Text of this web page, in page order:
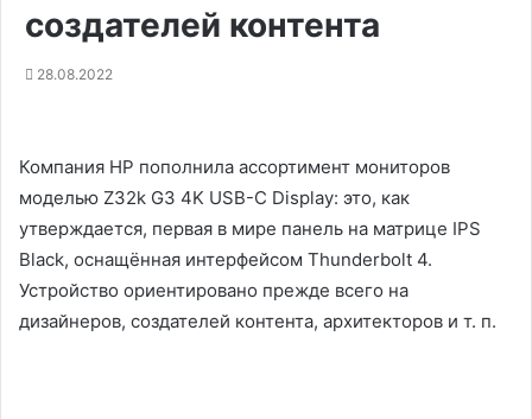
создателей контента
28.08.2022
Компания HP пополнила ассортимент мониторов
моделью Z32k G3 4K USB-C Display: это, как
утверждается, первая в мире панель на матрице IPS
Black, оснащённая интерфейсом Thunderbolt 4.
Устройство ориентировано прежде всего на
дизайнеров, создателей контента, архитекторов и т. п.